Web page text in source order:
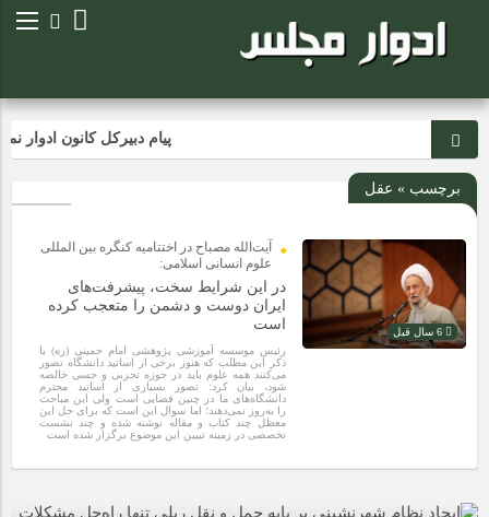
پیام دبیرکل کانون ادوار
برچسب » عقل
آیت‌الله مصباح در اختتامیه کنگره بین المللی
علوم انسانی اسلامی:
در این شرایط سخت، پیشرفت‌های
ایران دوست و دشمن را متعجب کرده
است
رئیس موسسه آموزشی پژوهشی امام خمینی (ره) با
ذکر این مطلب که هنوز برخی از اساتید دانشگاه تصور
می‌کنند همه علوم باید در حوزه تجربی و حسی خالصه
شود، بیان کرد: تصور بسیاری از اساتید محترم
دانشگاه‌های ما در چنین فضایی است ولی این مباحث
را به‌روز نمی‌دهند؛ اما سوال این است که برای حل این
معظل چند کتاب و مقاله نوشته شده و چند نشست
تخصصی در زمینه تبیین این موضوع برگزار شده است